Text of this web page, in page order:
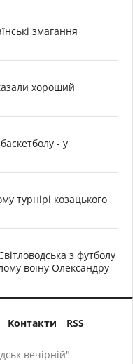
змагання
хороший
- у
турнірі козацького
з футболу
воїну Олександру
Контакти RSS
вечірній"